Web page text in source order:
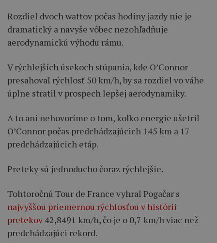
Rozdiel dvoch wattov počas hodiny jazdy nie je
dramatický a navyše vôbec nezohľadňuje
aerodynamickú výhodu rámu.
V rýchlejších úsekoch stúpania, kde O’Connor
presahoval rýchlosť 50 km/h, by sa rozdiel vo váhe
úplne stratil v prospech lepšej aerodynamiky.
A to ani nehovoríme o tom, koľko energie ušetril
O’Connor počas predchádzajúcich 145 km a 17
predchádzajúcich etáp.
Preteky sú jednoducho čoraz rýchlejšie.
Tohtoročnú Tour de France vyhral Pogačar s
najvyššou priemernou rýchlosťou v histórii
pretekov42,8491 km/h, čo je o 0,7 km/h viac než
predchádzajúci rekord.